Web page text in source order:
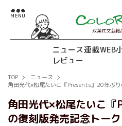
双葉社文芸総
ニュース連載WEB
レビュー
TOP
ニュース
角田光代×松尾たいこ『Presents』20年ぶ
角田光代×松尾たいこ
の復刻版発売記念トー